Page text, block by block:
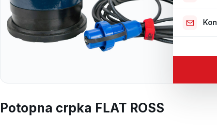
Potopna crpka FLAT ROSS